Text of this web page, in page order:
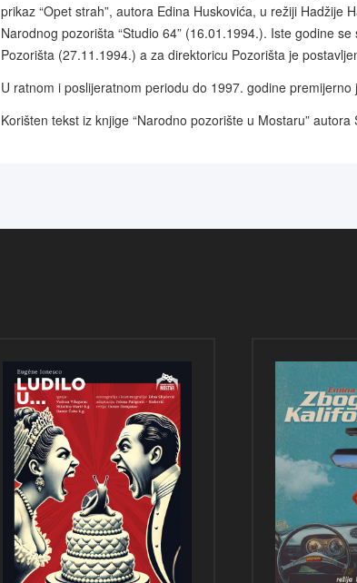
prikaz “Opet strah”, autora Edina Huskovića, u režiji
Narodnog pozorišta “Studio 64” (16.01.1994.). Iste godine
Pozorišta (27.11.1994.) a za direktoricu Pozorišta je
U ratnom i poslijeratnom periodu do 1997. godine
Korišten tekst iz knjige “Narodno pozorište u Mostaru” autora